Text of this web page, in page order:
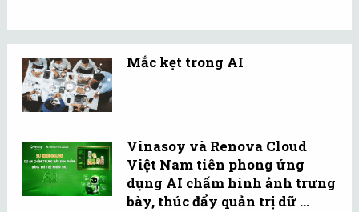
Mắc kẹt trong AI
Vinasoy và Renova Cloud
Việt Nam tiên phong ứng
dụng AI chấm hình ảnh trưng
bày, thúc đẩy quản trị dữ ...